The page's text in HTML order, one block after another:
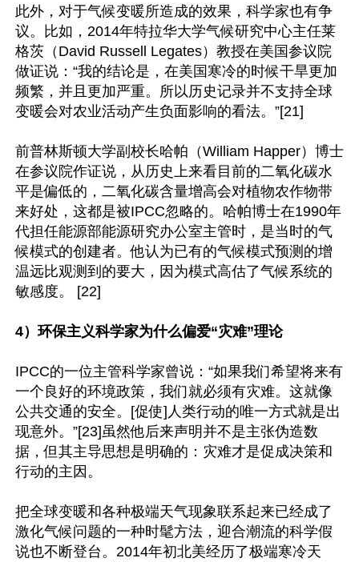
此外，对于气候变暖所造成的效果，科学家也有争
议。比如，2014年特拉华大学气候研究中心主任莱
格茨（David Russell Legates）教授在美国参议院
做证说：“我的结论是，在美国寒冷的时候干旱更加
频繁，并且更加严重。所以历史记录并不支持全球
变暖会对农业活动产生负面影响的看法。”[21]
前普林斯顿大学副校长哈帕（William Happer）博士
在参议院作证说，从历史上来看目前的二氧化碳水
平是偏低的，二氧化碳含量增高会对植物农作物带
来好处，这都是被IPCC忽略的。哈帕博士在1990年
代担任能源部能源研究办公室主管时，是当时的气
候模式的创建者。他认为已有的气候模式预测的增
温远比观测到的要大，因为模式高估了气候系统的
敏感度。 [22]
4）环保主义科学家为什么偏爱“灾难”理论
IPCC的一位主管科学家曾说：“如果我们希望将来有
一个良好的环境政策，我们就必须有灾难。这就像
公共交通的安全。[促使]人类行动的唯一方式就是出
现意外。”[23]虽然他后来声明并不是主张伪造数
据，但其主导思想是明确的：灾难才是促成决策和
行动的主因。
把全球变暖和各种极端天气现象联系起来已经成了
激化气候问题的一种时髦方法，迎合潮流的科学假
说也不断登台。2014年初北美经历了极端寒冷天